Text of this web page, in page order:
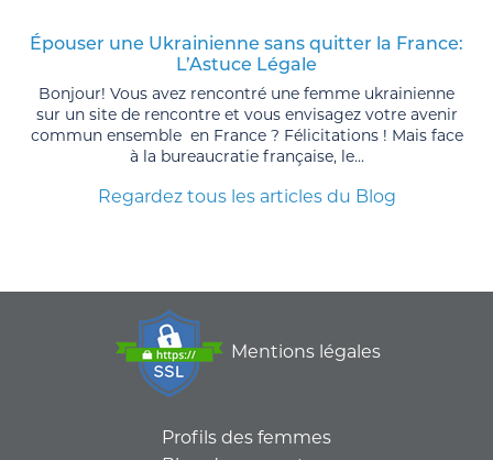
Épouser une Ukrainienne sans quitter la France:
L’Astuce Légale
Bonjour! Vous avez rencontré une femme ukrainienne
sur un site de rencontre et vous envisagez votre avenir
commun ensemble en France ? Félicitations ! Mais face
à la bureaucratie française, le...
Regardez tous les articles du Blog
Mentions légales
Profils des femmes